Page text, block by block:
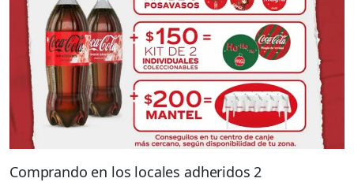
Comprando en los locales adheridos 2